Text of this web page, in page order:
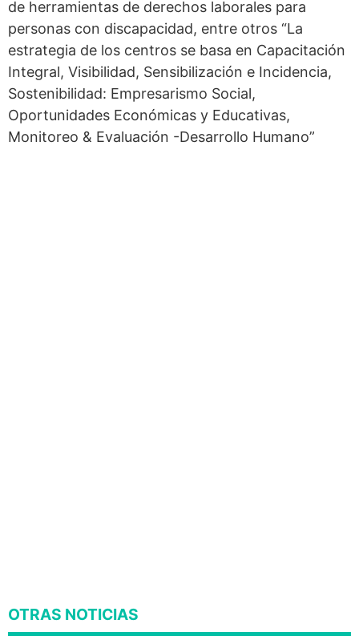
de herramientas de derechos laborales para
personas con discapacidad, entre otros “La
estrategia de los centros se basa en Capacitación
Integral, Visibilidad, Sensibilización e Incidencia,
Sostenibilidad: Empresarismo Social,
Oportunidades Económicas y Educativas,
Monitoreo & Evaluación -Desarrollo Humano”
OTRAS NOTICIAS